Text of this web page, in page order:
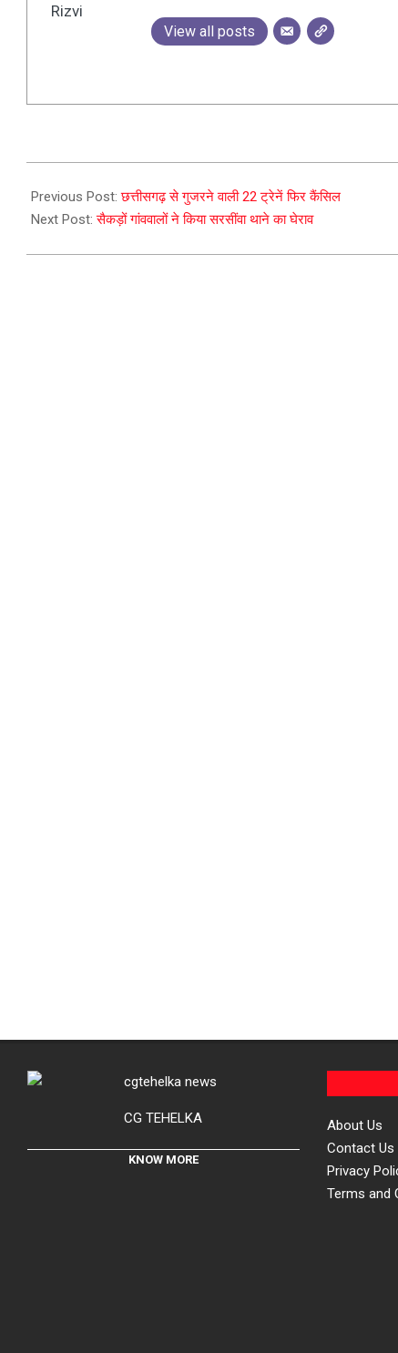
View all posts
08-
26
Previous Post:छत्तीसगढ़ से गुजरने वाली 22 ट्रेनें फिर कैंसिल
Next Post:सैकड़ों गांववालों ने किया सरसींवा थाने का घेराव
CG TEHELKA
KNOW MORE
About Us
Contact Us
Privacy
Terms and